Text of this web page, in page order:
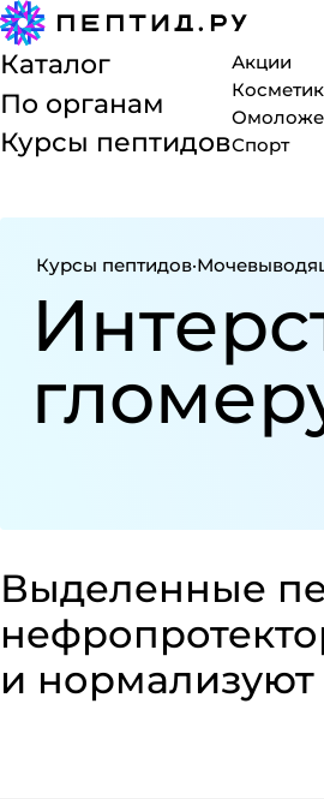
Каталог
По органам
Курсы пептидов
Акции
Спорт
Курсы пептидов·
Выделенные
и